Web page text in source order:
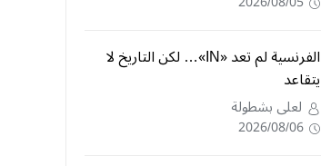
الفرنسية لم تعد «IN»… لكن التاريخ لا
يتقاعد
لعلى بشطولة
2026/08/06